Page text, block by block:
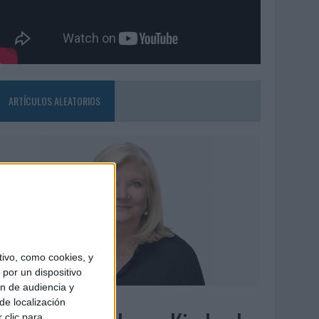
como cookies, y
un dispositivo
de audiencia y
localización
clic para
ARTÍCULOS ALEATORIOS